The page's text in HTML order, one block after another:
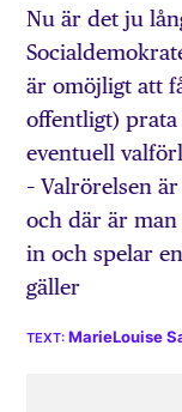
Nu är det ju
är omöjligt att
offentligt)
eventuell
– Valrörelsen
och där är
in och spelar
gäller
MarieLouise